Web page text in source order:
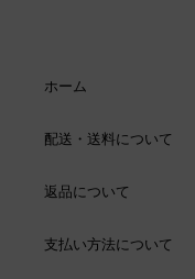
ホーム
配送・送料について
返品について
支払い方法について